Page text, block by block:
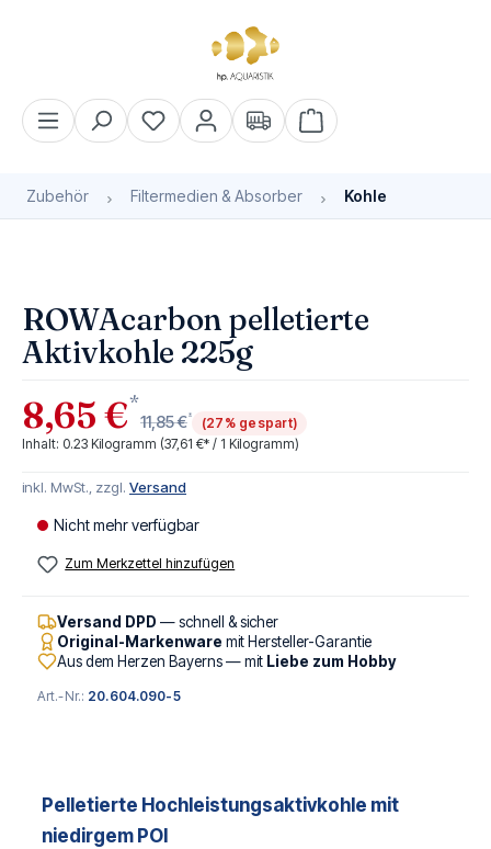
Warenkorb enthält 0
Zubehör Filtermedien & Absorber Kohle
ROWAcarbon pelletierte
Aktivkohle 225g
8,65 €*
11,85 €*
(27% gespart)
Inhalt: 0.23 Kilogramm (37,61 €* / 1 Kilogramm)
inkl. MwSt., zzgl. Versand
Nicht mehr verfügbar
Zum Merkzettel hinzufügen
Versand DPD — schnell & sicher
Original-Markenware mit Hersteller-Garantie
Aus dem Herzen Bayerns — mit Liebe zum Hobby
Art.-Nr.: 20.604.090-5
Pelletierte Hochleistungsaktivkohle mit
niedirgem POI